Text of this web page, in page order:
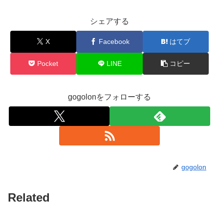
シェアする
X Facebook はてブ
Pocket LINE コピー
gogolonをフォローする
gogolon
Related